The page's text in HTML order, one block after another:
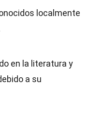
localmente
en la literatura y
a su